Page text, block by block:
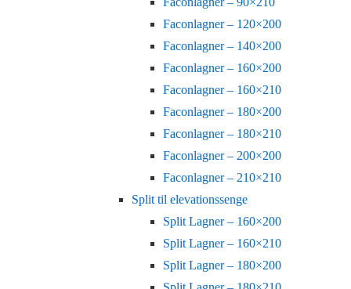
Faconlagner – 120×200
Faconlagner – 140×200
Faconlagner – 160×200
Faconlagner – 160×210
Faconlagner – 180×200
Faconlagner – 180×210
Faconlagner – 200×200
Faconlagner – 210×210
Split til elevationssenge
Split Lagner – 160×200
Split Lagner – 160×210
Split Lagner – 180×200